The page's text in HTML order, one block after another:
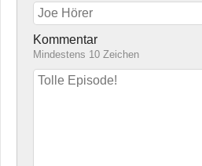
Kommentar
Mindestens 10 Zeichen